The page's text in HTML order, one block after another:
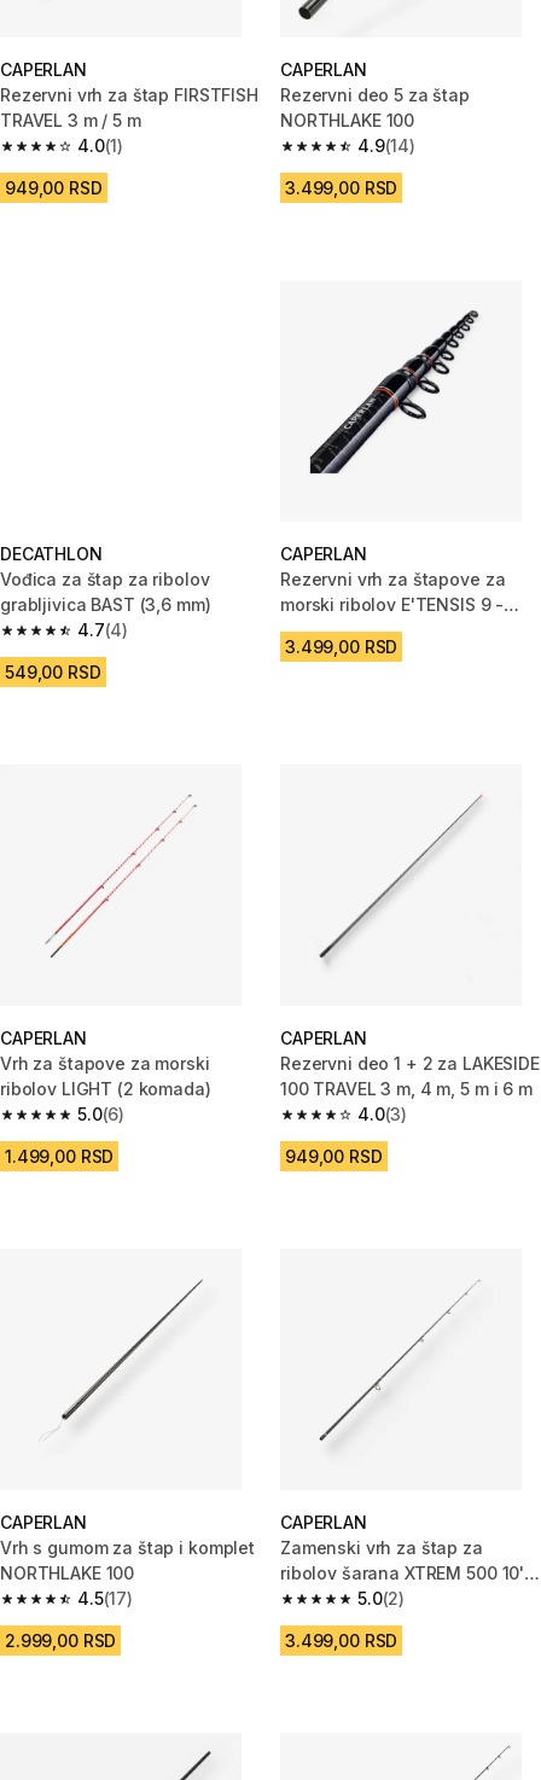
CAPERLAN
Rezervni vrh za štap FIRSTFISH
TRAVEL 3 m / 5 m
4.0
4.0 od 5 zvezdica from 1 Recenzije
(1)
949,00 RSD
CAPERLAN
Rezervni deo 5 za štap
NORTHLAKE 100
4.9
4.9 od 5 zvezdica from 14
(14)
3.499,00 RSD
DECATHLON
Vođica za štap za ribolov
grabljivica BAST (3,6 mm)
4.7
4.7 od 5 zvezdica from 4 Recenzije
(4)
549,00 RSD
CAPERLAN
Rezervni vrh za štapove za
morski ribolov E'TENSIS 9 -
500, 600 i 700
3.499,00 RSD
CAPERLAN
Vrh za štapove za morski
ribolov LIGHT (2 komada)
5.0
5.0 od 5 zvezdica from 6 Recenzije
(6)
1.499,00 RSD
CAPERLAN
Rezervni deo 1 + 2 za LAKESIDE
100 TRAVEL 3 m, 4 m, 5 m i 6 m
4.0
4.0 od 5 zvezdica from 3
(3)
949,00 RSD
CAPERLAN
Vrh s gumom za štap i komplet
NORTHLAKE 100
4.5
4.5 od 5 zvezdica from 17 Recenzije
(17)
2.999,00 RSD
CAPERLAN
Zamenski vrh za štap za
ribolov šarana XTREM 500 10'
(300 cm) 5.0
5.0 od 5 zvezdica from 2
(2)
3.499,00 RSD